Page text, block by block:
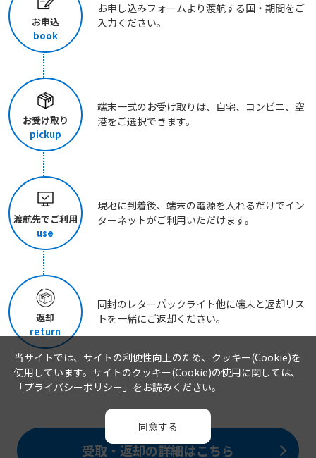
お申込
book
お申し込みフォームより渡航する国・期間をご
入力ください。
お受け取り
pickup
端末一式のお受け取りは、自宅、コンビニ、空
港をご選択できます。
渡航先でご利用
use
現地に到着後、端末の電源を入れるだけでイン
ターネットがご利用いただけます。
返却
return
同封のレターパックライト他に端末と返却リス
トを一緒にご返却ください。
受取・返却の詳細はこちら
当サイトでは、サイトの利便性向上のため、クッキー(Cookie)を
使用しています。サイトのクッキー(Cookie)の使用に関しては、
「プライバシーポリシー 」をお読みください。
同意する